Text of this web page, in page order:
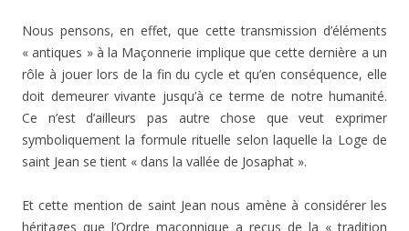
Nous pensons, en effet, que cette transmission d’éléments
« antiques » à la Maçonnerie implique que cette dernière a un
rôle à jouer lors de la fin du cycle et qu’en conséquence, elle
doit demeurer vivante jusqu’à ce terme de notre humanité.
Ce n’est d’ailleurs pas autre chose que veut exprimer
symboliquement la formule rituelle selon laquelle la Loge de
saint Jean se tient « dans la vallée de Josaphat ».
Et cette mention de saint Jean nous amène à considérer les
héritages que l’Ordre maçonnique a reçus de la « tradition